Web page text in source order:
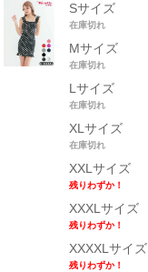
Sサイズ
在庫切れ
Mサイズ
在庫切れ
Lサイズ
在庫切れ
XLサイズ
在庫切れ
XXLサイズ
残りわずか！
XXXLサイズ
残りわずか！
XXXXLサイズ
残りわずか！